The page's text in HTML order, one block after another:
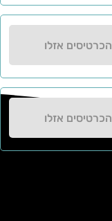
הכרטיסים אזלו
הכרטיסים אזלו